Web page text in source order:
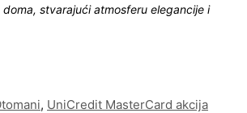
stvarajući atmosferu elegancije i
, UniCredit MasterCard akcija